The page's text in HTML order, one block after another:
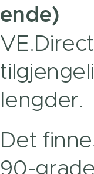
ende)
lengder.
Det
90-